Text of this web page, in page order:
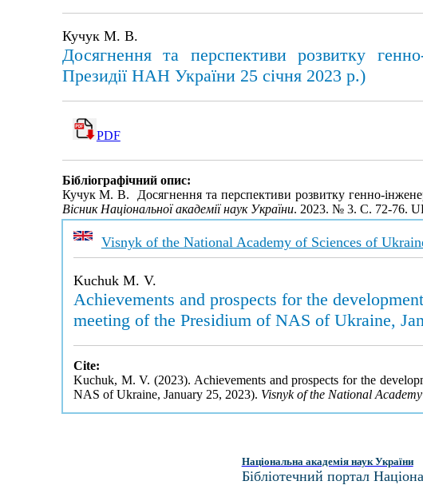
Кучук М. В.
Досягнення та перспективи розвитку
Президії НАН України 25 січня 2023 р.)
PDF
Бібліографічний опис:
Кучук М. В. Досягнення та перспективи розвитку генно-
Вісник Національної академії наук України. 2023. № 3. С. 72-76.
Visnyk of the National Academy of Sciences of
Kuchuk M. V.
Achievements and prospects for the
meeting of the Presidium of NAS of Ukraine,
Cite:
Kuchuk, M. V. (2023). Achievements and prospects for the
NAS of Ukraine, January 25, 2023). Visnyk of the National
Національна академія наук України
Бібліотечний портал